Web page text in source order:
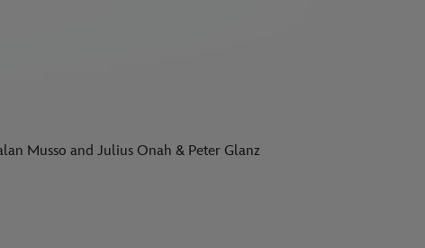
Musso and Julius Onah & Peter Glanz